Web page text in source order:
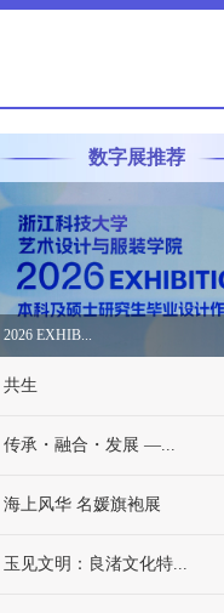
数字展推荐
2026 EXHIB...
共生
传承・融合・发展 —...
海上风华 名媛旗袍展
玉见文明：良渚文化特...